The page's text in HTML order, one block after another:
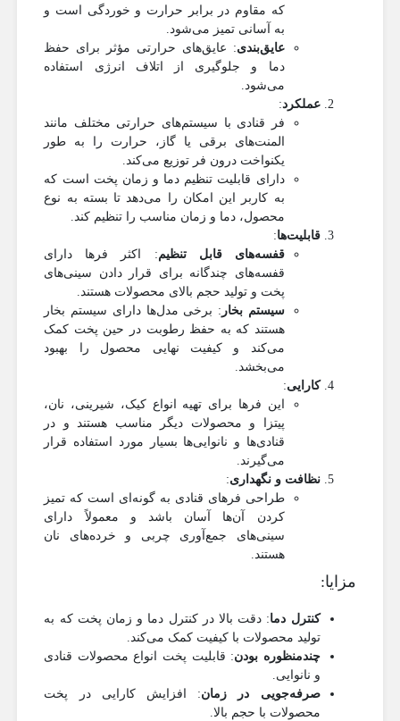
که مقاوم در برابر حرارت و خوردگی است و
به آسانی تمیز می‌شود.
عایق‌بندی: عایق‌های حرارتی مؤثر برای حفظ
دما و جلوگیری از اتلاف انرژی استفاده
می‌شود.
عملکرد :
فر قنادی با سیستم‌های حرارتی مختلف مانند
المنت‌های برقی یا گاز، حرارت را به طور
یکنواخت درون فر توزیع می‌کند.
دارای قابلیت تنظیم دما و زمان پخت است که
به کاربر این امکان را می‌دهد تا بسته به نوع
محصول، دما و زمان مناسب را تنظیم کند.
قابلیت‌ها:
قفسه‌های قابل تنظیم: اکثر فرها دارای
قفسه‌های چندگانه برای قرار دادن سینی‌های
پخت و تولید حجم بالای محصولات هستند.
سیستم بخار: برخی مدل‌ها دارای سیستم بخار
هستند که به حفظ رطوبت در حین پخت کمک
می‌کند و کیفیت نهایی محصول را بهبود
می‌بخشد.
کارایی :
این فرها برای تهیه انواع کیک، شیرینی، نان،
پیتزا و محصولات دیگر مناسب هستند و در
قنادی‌ها و نانوایی‌ها بسیار مورد استفاده قرار
می‌گیرند.
نظافت و نگهداری:
طراحی فرهای قنادی به گونه‌ای است که تمیز
کردن آن‌ها آسان باشد و معمولاً دارای
سینی‌های جمع‌آوری چربی و خرده‌های نان
هستند.
مزایا:
کنترل دما: دقت بالا در کنترل دما و زمان پخت که به
تولید محصولات با کیفیت کمک می‌کند.
چندمنظوره بودن: قابلیت پخت انواع محصولات قنادی
و نانوایی.
صرفه‌جویی در زمان: افزایش کارایی در پخت
محصولات با حجم بالا.